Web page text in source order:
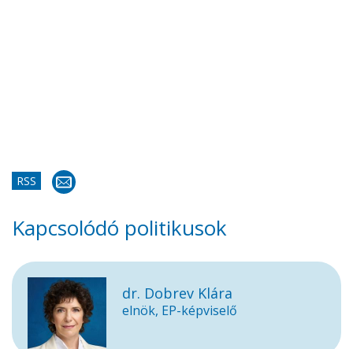
RSS
Kapcsolódó politikusok
dr. Dobrev Klára
elnök, EP-képviselő